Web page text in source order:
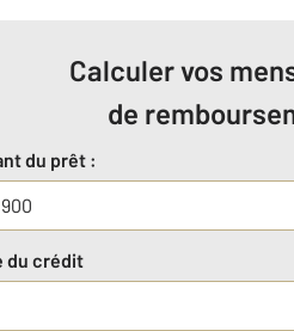
Calculer vos
de
du prêt :
du crédit